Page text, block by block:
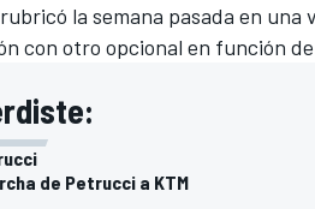
la semana pasada en una
con otro opcional en función
de Petrucci a KTM